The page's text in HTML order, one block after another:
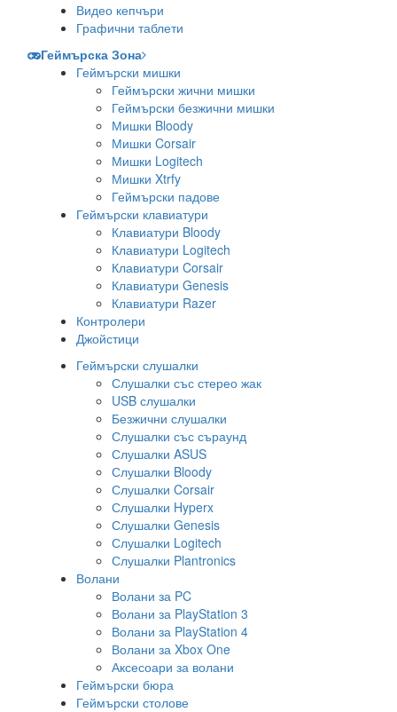
Видео кепчъри
Графични таблети
Геймърска Зона
Геймърски мишки
Геймърски жични мишки
Геймърски безжични мишки
Мишки Bloody
Мишки Corsair
Мишки Logitech
Мишки Xtrfy
Геймърски падове
Геймърски клавиатури
Клавиатури Bloody
Клавиатури Logitech
Клавиатури Corsair
Клавиатури Genesis
Клавиатури Razer
Контролери
Джойстици
Геймърски слушалки
Слушалки със стерео жак
USB слушалки
Безжични слушалки
Слушалки със съраунд
Слушалки ASUS
Слушалки Bloody
Слушалки Corsair
Слушалки Hyperx
Слушалки Genesis
Слушалки Logitech
Слушалки Plantronics
Волани
Волани за PC
Волани за PlayStation 3
Волани за PlayStation 4
Волани за Xbox One
Аксесоари за волани
Геймърски бюра
Геймърски столове